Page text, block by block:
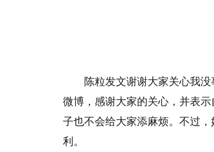
陈粒发文谢谢大家关心我
微博，感谢大家的关心，并表
子也不会给大家添麻烦。不过
利。